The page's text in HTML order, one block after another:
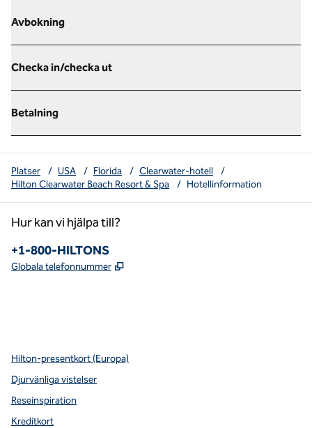
Avbokning
Checka in/checka ut
Betalning
Platser / USA / Florida / Clearwater-hotell
/
Hilton Clearwater Beach Resort & Spa
/ Hotellinformation
Hur kan vi hjälpa till?
Telefon:
+1-800-HILTONS
Globala telefonnummer ,
Hilton-presentkort (Europa)
Djurvänliga vistelser
Reseinspiration
Kreditkort